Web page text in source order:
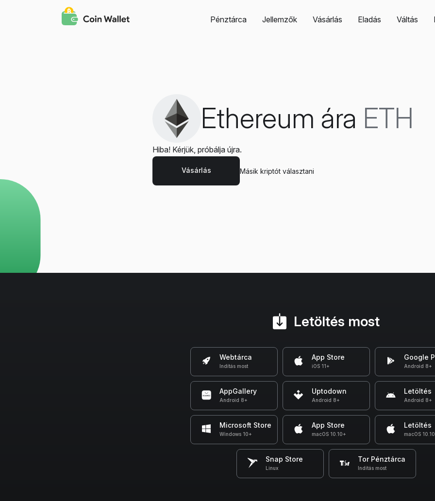
Pénztárca Jellemzők Vásárlás Eladás Váltás
Ethereum ára ETH
Hiba! Kérjük, próbálja újra.
Vásárlás Másik kriptót választani
Letöltés most
Webtárca
Indítás most
App Store
iOS 11+
Google
Android 8+
AppGallery
Android 8+
Uptodown
Android 8+
Letöltés
Android 8+
Microsoft Store
Windows 10+
App Store
macOS 10.10+
Letöltés
macOS
Snap Store
Linux
Tor Pénztárca
Indítás most